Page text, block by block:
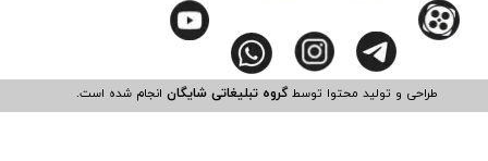
طراحی و تولید محتوا توسطگروه تبلیغاتی شایگانانجام شده است.​​​​​​​